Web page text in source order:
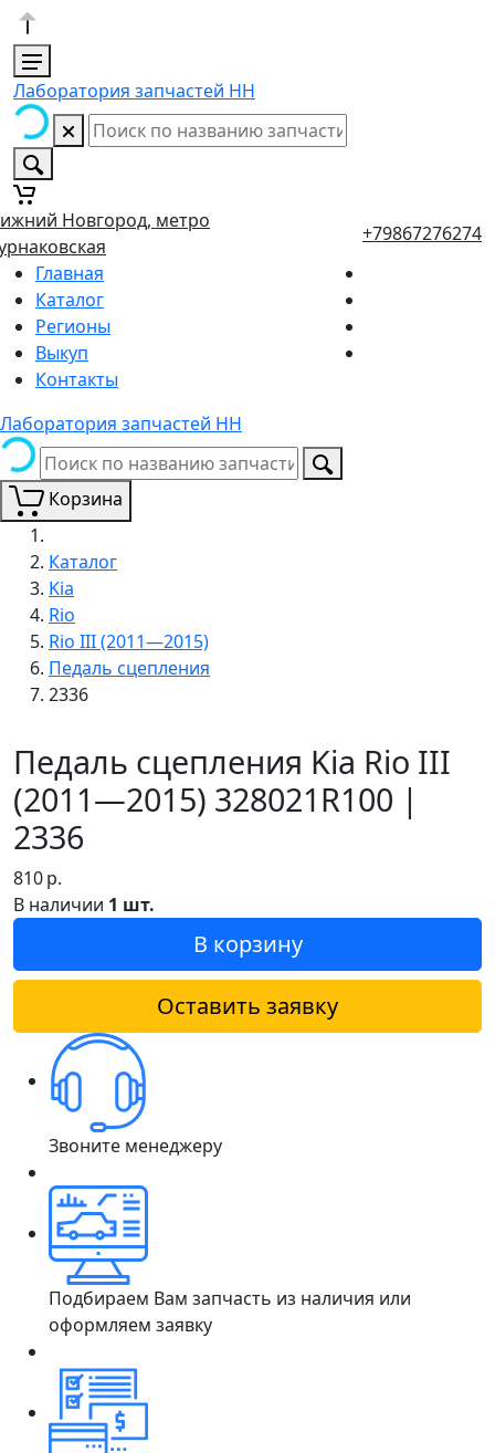
Лаборатория запчастей НН
Новгород, метро
+79867276274
Главная
Каталог
Регионы
Выкуп
Контакты
Лаборатория запчастей НН
Корзина
Каталог
Kia
Rio
Rio III (2011—2015)
Педаль сцепления
2336
Педаль сцепления Kia Rio III
(2011—2015) 328021R100 |
2336
810р.
В наличии 1 шт.
В корзину
Оставить заявку
Звоните менеджеру
Подбираем Вам запчасть из наличия или
оформляем заявку